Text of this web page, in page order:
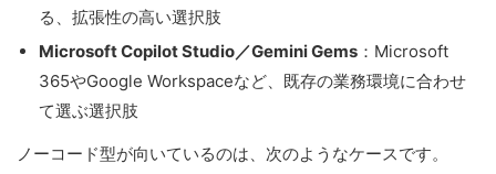
る、拡張性の高い選択肢
Microsoft Copilot Studio／Gemini Gems ：Microsoft
365やGoogle Workspaceなど、既存の業務環境に合わせ
て選ぶ選択肢
ノーコード型が向いているのは、次のようなケースです。